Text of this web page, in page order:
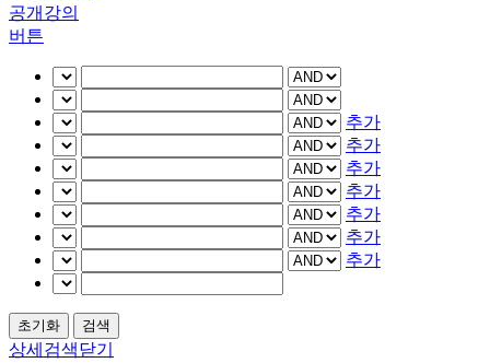
공개강의
버튼
추가
추가
추가
추가
추가
추가
추가
상세검색닫기